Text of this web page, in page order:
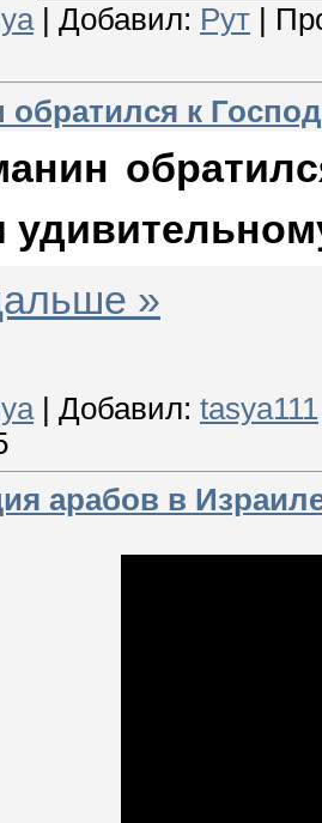
| Добавил: Рут |
к
»
| Добавил: tasya111
арабов в